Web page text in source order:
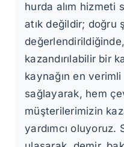
hurda alım hizmeti
atık değildir; doğru
kazandırılabilir bir
kaynağın en verimli
sağlayarak, hem
müşterilerimizin
yardımcı oluyoruz.